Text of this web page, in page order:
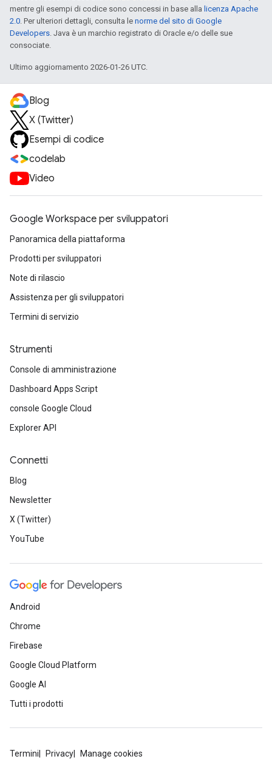
mentre gli esempi di codice sono concessi in base alla licenza Apache
2.0. Per ulteriori dettagli, consulta le norme del sito di Google
Developers. Java è un marchio registrato di Oracle e/o delle sue
consociate.
Ultimo aggiornamento 2026-01-26 UTC.
Blog
X (Twitter)
Esempi di codice
codelab
Video
Google Workspace per sviluppatori
Panoramica della piattaforma
Prodotti per sviluppatori
Note di rilascio
Assistenza per gli sviluppatori
Termini di servizio
Strumenti
Console di amministrazione
Dashboard Apps Script
console Google Cloud
Explorer API
Connetti
Blog
Newsletter
X (Twitter)
YouTube
Android
Chrome
Firebase
Google Cloud Platform
Google AI
Tutti i prodotti
Termini Privacy Manage cookies